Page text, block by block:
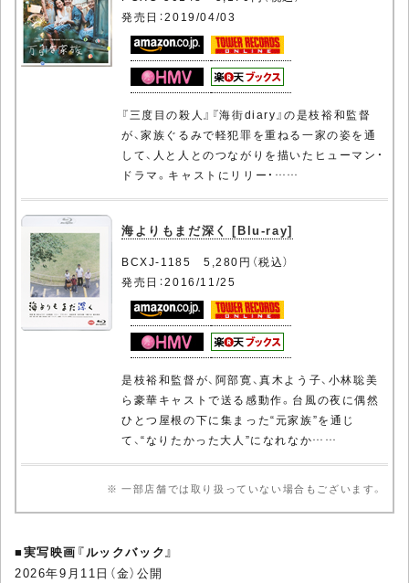
発売日：2019/04/03
『三度目の殺人』『海街diary』の是枝裕和監督
が、家族ぐるみで軽犯罪を重ねる一家の姿を通
して、人と人とのつながりを描いたヒューマン・
ドラマ。キャストにリリー・……
海よりもまだ深く [Blu-ray]
BCXJ-1185 5,280円（税込）
発売日：2016/11/25
是枝裕和監督が、阿部寛、真木よう子、小林聡美
ら豪華キャストで送る感動作。台風の夜に偶然
ひとつ屋根の下に集まった“元家族”を通じ
て、“なりたかった大人”になれなか……
※ 一部店舗では取り扱っていない場合もございます。
■実写映画『ルックバック』
2026年9月11日（金）公開